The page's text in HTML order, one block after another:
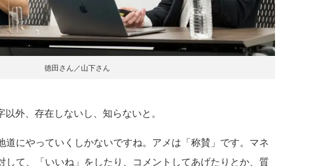
徳田さん／山下さん
外、存在しないし、知らないと。
道にやっていくしかないですね。アメは「称賛」です。マネ
して、「いいね」をしたり、コメントしてあげたりとか、質